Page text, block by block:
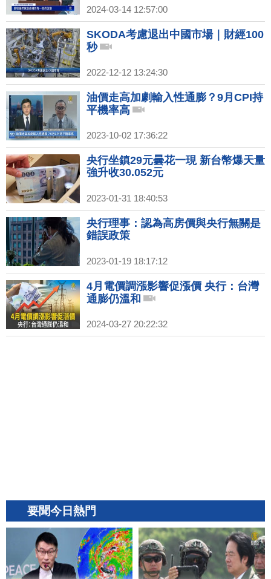
2024-03-14 12:57:00
SKODA考慮退出中國市場｜財經100
秒
2022-12-12 13:24:30
油價走高加劇輸入性通膨？9月CPI持
平機率高
2023-10-02 17:36:22
央行坐鎮29元曇花一現 新台幣爆天量
強升收30.052元
2023-01-31 18:40:53
央行理事：認為高房價與央行無關是
錯誤政策
2023-01-19 18:17:12
4月電價調漲影響促漲價 央行：台灣
通膨仍溫和
2024-03-27 20:22:32
要聞今日熱門